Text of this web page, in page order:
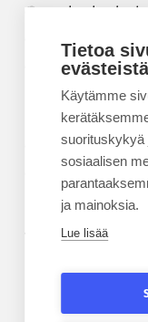
Tietoa
Käytämme
suorituskykyä
sosiaalisen
ja mainoksia.
Lue lisää
Kesäyliopisto
Epanet
BLOGIT
Epanet-blogi
TILAA UUTISKIRJE
Tilaa